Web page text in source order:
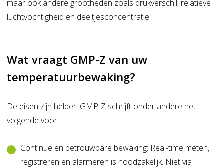
maar ook andere grootheden zoals drukverschil, relatieve
luchtvochtigheid en deeltjesconcentratie.
Wat vraagt GMP-Z van uw
temperatuurbewaking?
De eisen zijn helder. GMP-Z schrijft onder andere het
volgende voor:
Continue en betrouwbare bewaking: Real-time meten,
registreren en alarmeren is noodzakelijk. Niet via